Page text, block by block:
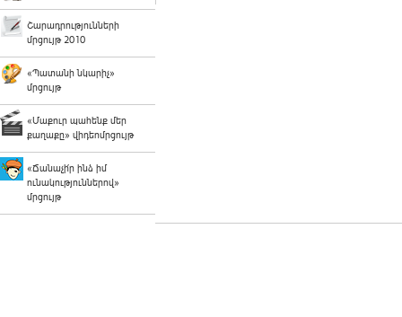
Շարադրությունների
մրցույթ 2010
«Պատանի նկարիչ»
մրցույթ
«Մաքուր պահենք մեր
քաղաքը» վիդեոմրցույթ
«Ճանաչի՛ր ինձ իմ
ունակություններով»
մրցույթ